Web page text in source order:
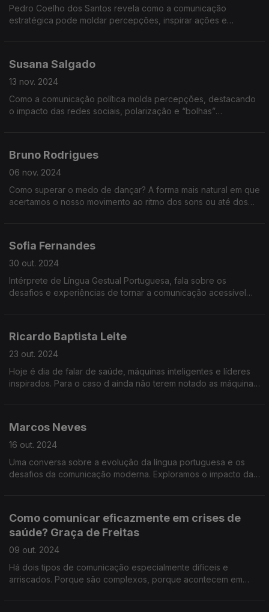
Pedro Coelho dos Santos revela como a comunicação
estratégica pode moldar percepções, inspirar ações e
Susana Salgado
13 nov. 2024
Como a comunicação política molda percepções, destacando
o impacto das redes sociais, polarização e “bolhas”
Bruno Rodrigues
06 nov. 2024
Como superar o medo de dançar? A forma mais natural em que
acertamos o nosso movimento ao ritmo dos sons ou até dos
Sofia Fernandes
30 out. 2024
Intérprete de Língua Gestual Portuguesa, fala sobre os
desafios e experiências de tornar a comunicação acessível
Ricardo Baptista Leite
23 out. 2024
Hoje é dia de falar de saúde, máquinas inteligentes e líderes
inspirados. Para o caso d ainda não terem notado as máquinas
Marcos Neves
16 out. 2024
Uma conversa sobre a evolução da língua portuguesa e os
desafios da comunicação moderna. Exploramos o impacto das
Como comunicar eficazmente em crises de
saúde? Graça de Freitas
09 out. 2024
Há dois tipos de comunicação especialmente difíceis e
arriscados. Porque são complexos, porque acontecem em